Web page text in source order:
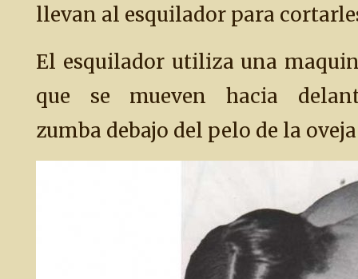
llevan al esquilador para
El esquilador utiliza una
que se mueven hacia
zumba debajo del pelo de la